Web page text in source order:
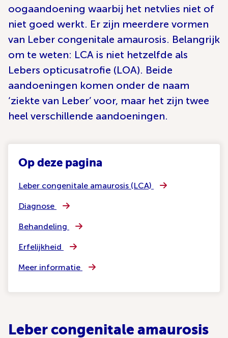
oogaandoening waarbij het netvlies niet of
niet goed werkt. Er zijn meerdere vormen
van Leber congenitale amaurosis. Belangrijk
om te weten: LCA is niet hetzelfde als
Lebers opticusatrofie (LOA). Beide
aandoeningen komen onder de naam
‘ziekte van Leber’ voor, maar het zijn twee
heel verschillende aandoeningen.
Op deze pagina
Leber congenitale amaurosis (LCA)
Diagnose
Behandeling
Erfelijkheid
Meer informatie
Leber congenitale amaurosis